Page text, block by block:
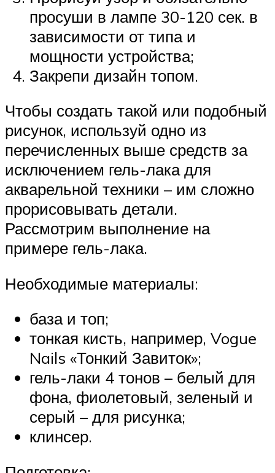
просуши в лампе 30-120 сек. в
зависимости от типа и
мощности устройства;
Закрепи дизайн топом.
Чтобы создать такой или подобный
рисунок, используй одно из
перечисленных выше средств за
исключением гель-лака для
акварельной техники – им сложно
прорисовывать детали.
Рассмотрим выполнение на
примере гель-лака.
Необходимые материалы:
база и топ;
тонкая кисть, например, Vogue
Nails «Тонкий Завиток»;
гель-лаки 4 тонов – белый для
фона, фиолетовый, зеленый и
серый – для рисунка;
клинсер.